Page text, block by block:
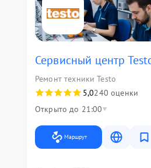
Сервисный центр
Ремонт техники Testo
5,0240 оценки
Открыто до 21:00
Маршрут